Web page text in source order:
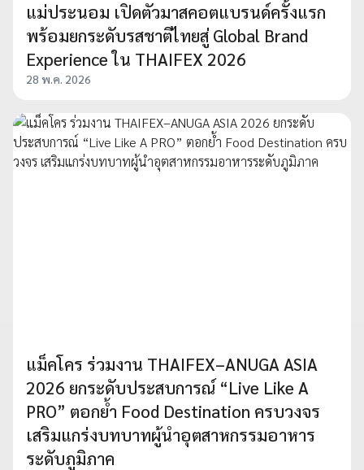
แม่ประนอม เปิดตัวมาสคอตแบรนด์ครั้งแรก
พร้อมยกระดับรสชาติไทยสู่ Global Brand
Experience ใน THAIFEX 2026
28 พ.ค. 2026
แม็คโคร ร่วมงาน THAIFEX–ANUGA ASIA
2026 ยกระดับประสบการณ์ “Live Like A
PRO” ตอกย้ำ Food Destination ครบวงจร
เสริมแกร่งบทบาทผู้นำอุตสาหกรรมอาหาร
ระดับภูมิภาค